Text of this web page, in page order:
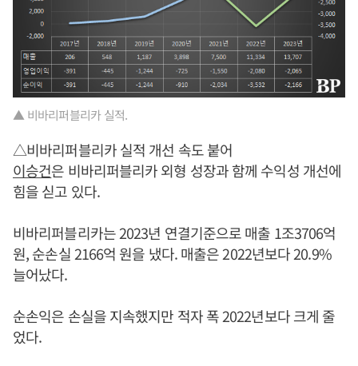
▲ 비바리퍼블리카 실적.
△비바리퍼블리카 실적 개선 속도 붙어
이승건은 비바리퍼블리카 외형 성장과 함께 수익성 개선에
힘을 싣고 있다.
비바리퍼블리카는 2023년 연결기준으로 매출 1조3706억
원, 순손실 2166억 원을 냈다. 매출은 2022년보다 20.9%
늘어났다.
순손익은 손실을 지속했지만 적자 폭 2022년보다 크게 줄
었다.